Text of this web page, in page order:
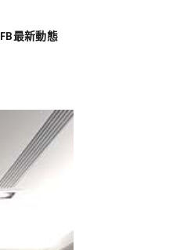
FB最新動態